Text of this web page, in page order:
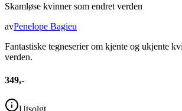
Skamløse kvinner som endret verden
avPenelope Bagieu
Fantastiske tegneserier om kjente og ukjente
verden.
349,-